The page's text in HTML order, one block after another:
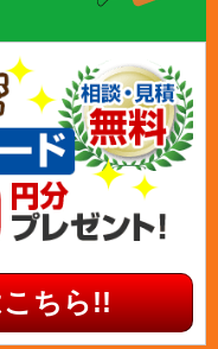
ちら!!